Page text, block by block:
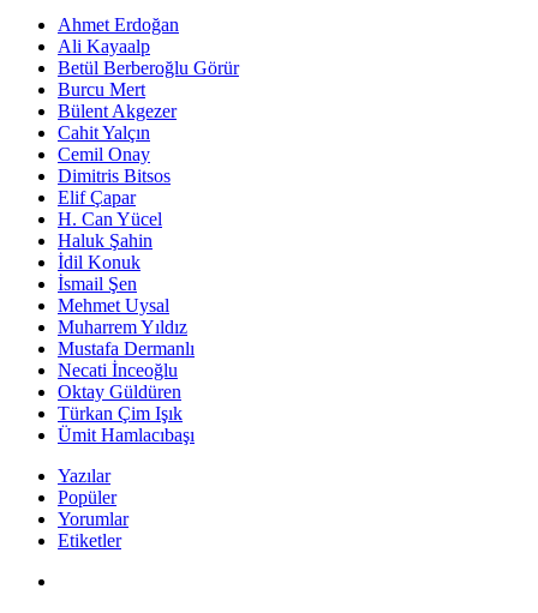
Ahmet Erdoğan
Ali Kayaalp
Betül Berberoğlu Görür
Burcu Mert
Bülent Akgezer
Cahit Yalçın
Cemil Onay
Dimitris Bitsos
Elif Çapar
H. Can Yücel
Haluk Şahin
İdil Konuk
İsmail Şen
Mehmet Uysal
Muharrem Yıldız
Mustafa Dermanlı
Necati İnceoğlu
Oktay Güldüren
Türkan Çim Işık
Ümit Hamlacıbaşı
Yazılar
Popüler
Yorumlar
Etiketler